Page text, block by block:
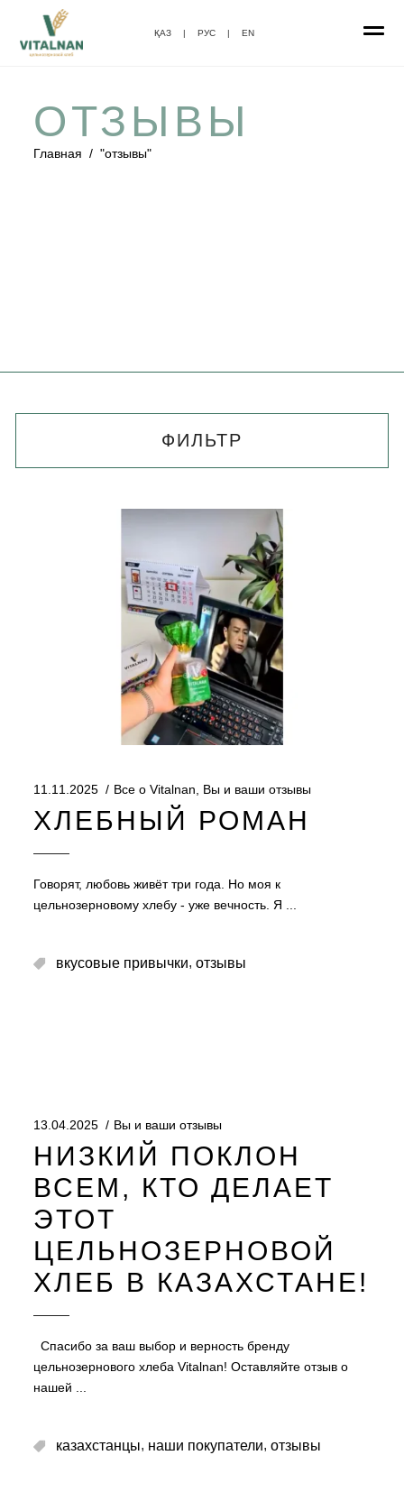
ҚАЗ | РУС | EN
ОТЗЫВЫ
Главная / "отзывы"
ФИЛЬТР
11.11.2025 Все о Vitalnan, Вы и ваши отзывы
ХЛЕБНЫЙ РОМАН
Говорят, любовь живёт три года. Но моя к
цельнозерновому хлебу - уже вечность. Я
вкусовые привычки, отзывы
13.04.2025 Вы и ваши отзывы
НИЗКИЙ ПОКЛОН
ВСЕМ, КТО ДЕЛАЕТ
ЭТОТ
ЦЕЛЬНОЗЕРНОВОЙ
ХЛЕБ В КАЗАХСТАНЕ!
Спасибо за ваш выбор и верность бренду
цельнозернового хлеба Vitalnan! Оставляйте отзыв о
нашей
казахстанцы, наши покупатели, отзывы